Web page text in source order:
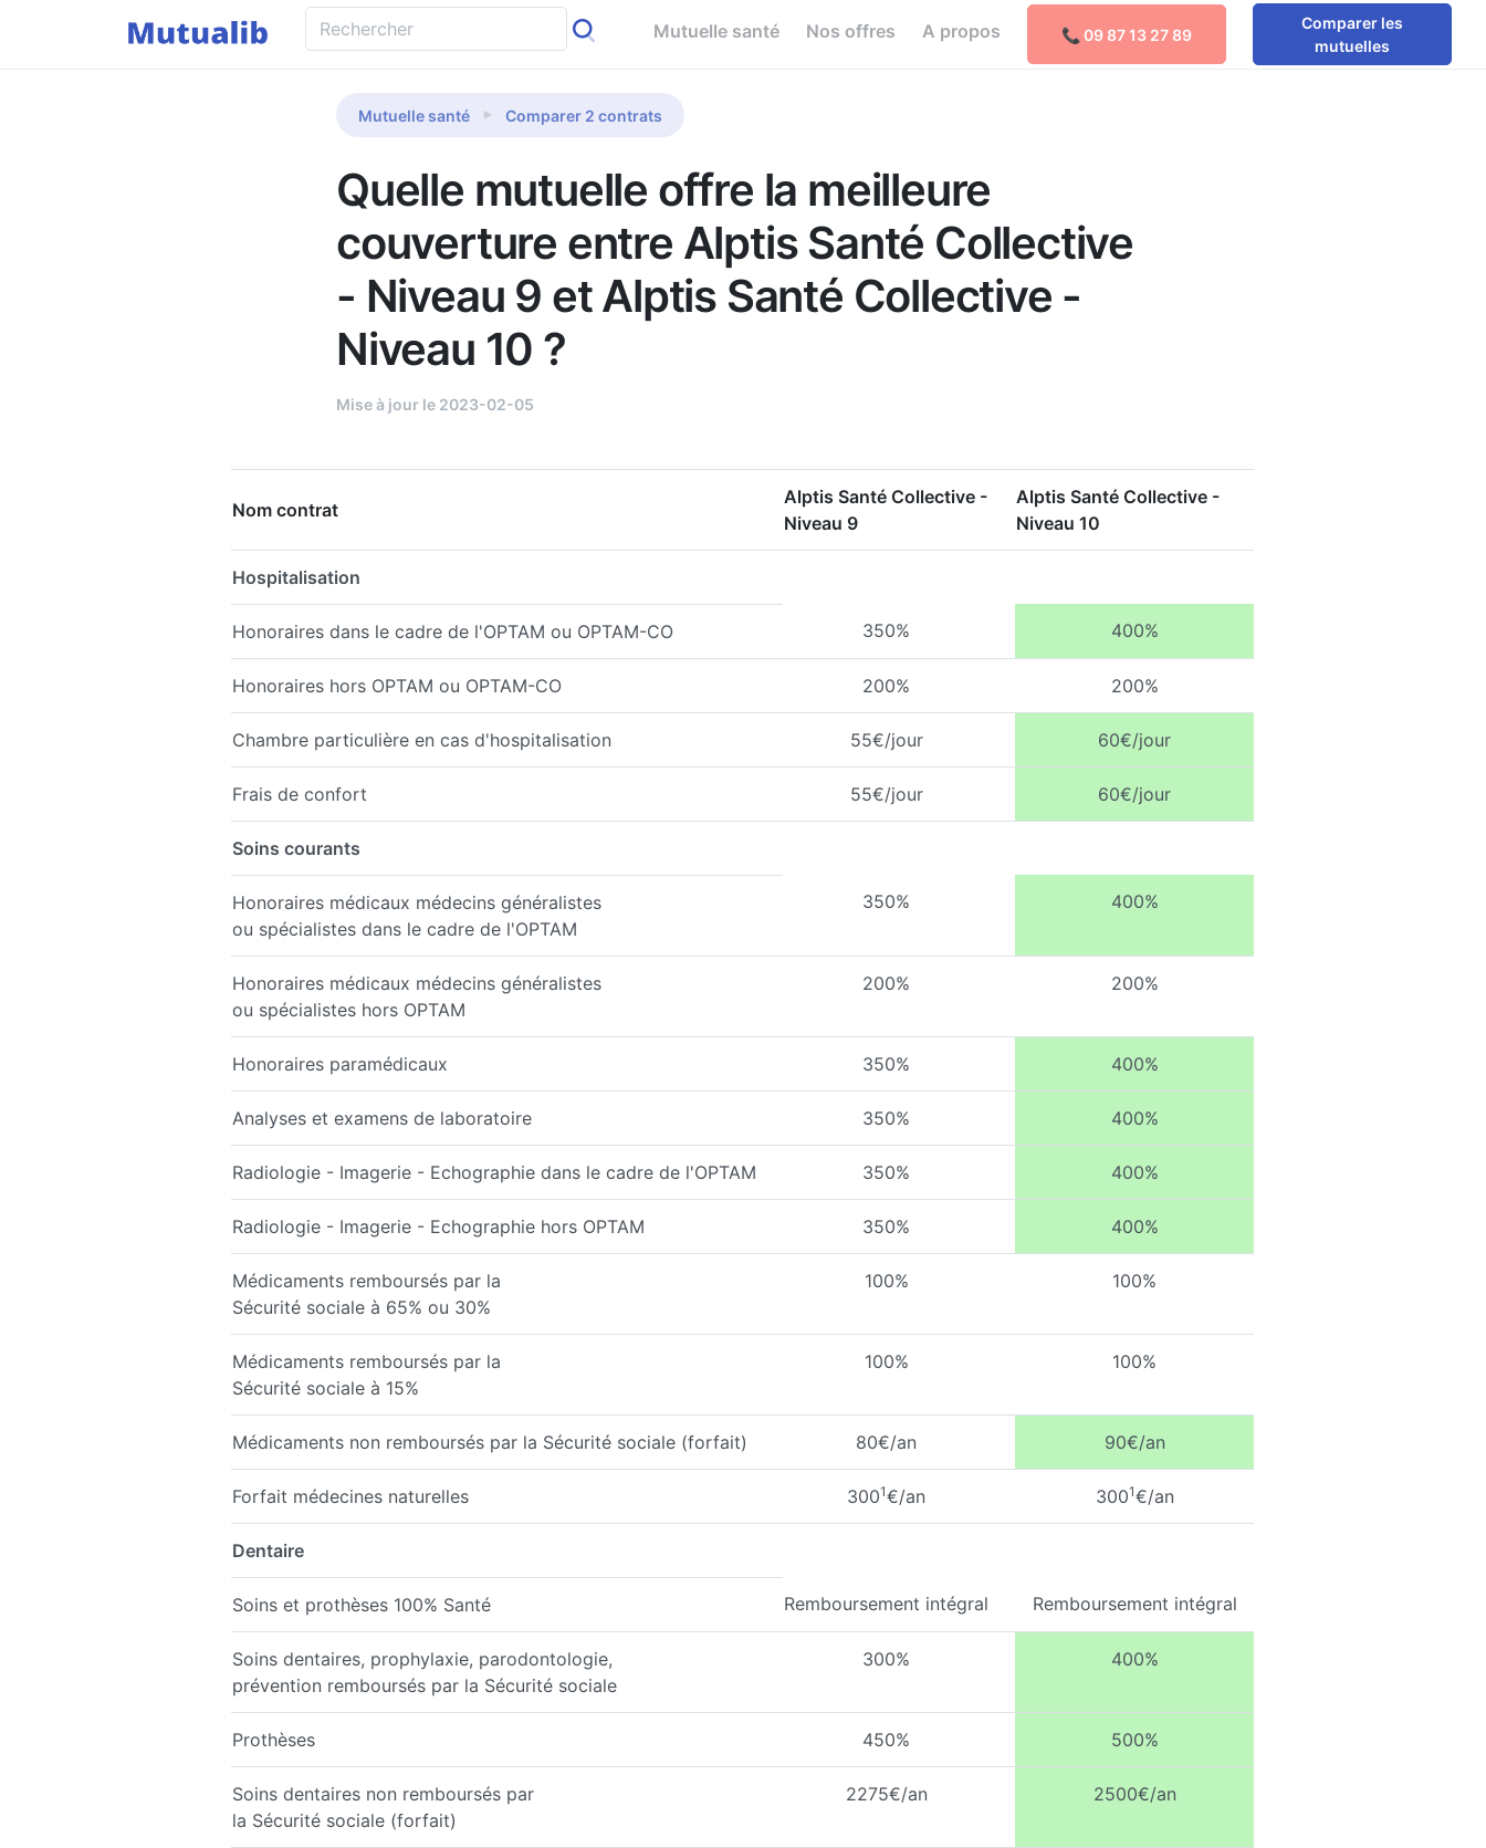
Mutuelle santé Nos offres A propos 📞 09 87 13 27 89
Comparer les
mutuelles
Comparer les mutuelles
Mutuelle santé Comparer 2 contrats
Quelle mutuelle offre la meilleure
couverture entre Alptis Santé Collective
- Niveau 9 et Alptis Santé Collective -
Niveau 10 ?
Mise à jour le 2023-02-05
Nom contrat
Alptis Santé Collective -
Niveau 9
Alptis Santé Collective -
Niveau 10
Hospitalisation
Honoraires dans le cadre de l'OPTAM ou OPTAM-CO 350% 400%
Honoraires hors OPTAM ou OPTAM-CO 200% 200%
Chambre particulière en cas d'hospitalisation 55€/jour 60€/jour
Frais de confort 55€/jour 60€/jour
Soins courants
Honoraires médicaux médecins généralistes
ou spécialistes dans le cadre de l'OPTAM
350% 400%
Honoraires médicaux médecins généralistes
ou spécialistes hors OPTAM
200% 200%
Honoraires paramédicaux 350% 400%
Analyses et examens de laboratoire 350% 400%
Radiologie - Imagerie - Echographie dans le cadre de l'OPTAM 350% 400%
Radiologie - Imagerie - Echographie hors OPTAM 350% 400%
Médicaments remboursés par la
Sécurité sociale à 65% ou 30%
100% 100%
Médicaments remboursés par la
Sécurité sociale à 15%
100% 100%
Médicaments non remboursés par la Sécurité sociale (forfait) 80€/an 90€/an
Forfait médecines naturelles 3001€/an 3001€/an
Dentaire
Soins et prothèses 100% Santé Remboursement intégral Remboursement intégral
Soins dentaires, prophylaxie, parodontologie,
prévention remboursés par la Sécurité sociale
300% 400%
Prothèses 450% 500%
Soins dentaires non remboursés par
la Sécurité sociale (forfait)
2275€/an 2500€/an